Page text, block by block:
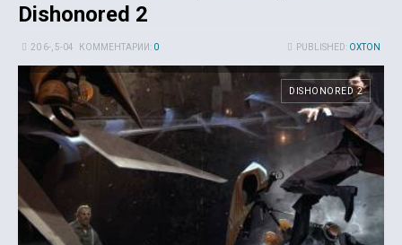
Dishonored 2
PUBLISHED: OXTON
20 6-, 5-04 КОММЕНТАРИИ: 0
DISHONORED 2